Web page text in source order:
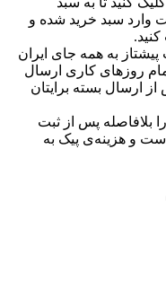
وارد سبد خرید شده و
به همه جای ایران
روزهای کاری ارسال
ارسال بسته برایتان
بلافاصله پس از ثبت
و هزینه‌ی پیک به